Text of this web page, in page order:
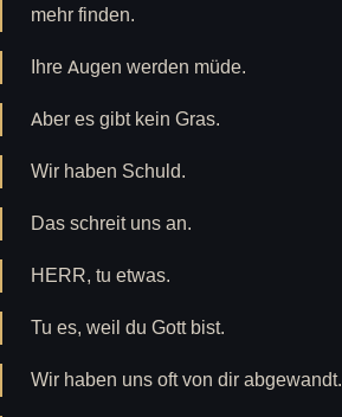
mehr finden.
Ihre Augen werden müde.
Aber es gibt kein Gras.
Wir haben Schuld.
Das schreit uns an.
HERR, tu etwas.
Tu es, weil du Gott bist.
Wir haben uns oft von dir abgewandt.